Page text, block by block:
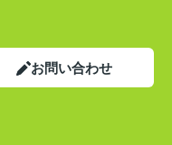
お問い合わせ